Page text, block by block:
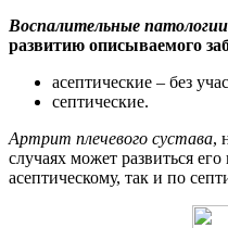
Воспалительные патологии
развитию описываемого
асептические – без
септические.
Артрит плечевого сустава,
случаях может развиться
асептическому, так и по